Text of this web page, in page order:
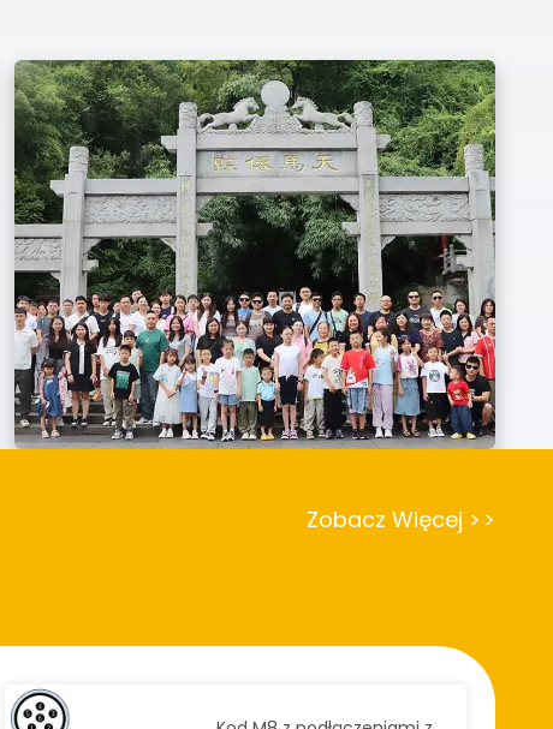
Zobacz Więcej > >